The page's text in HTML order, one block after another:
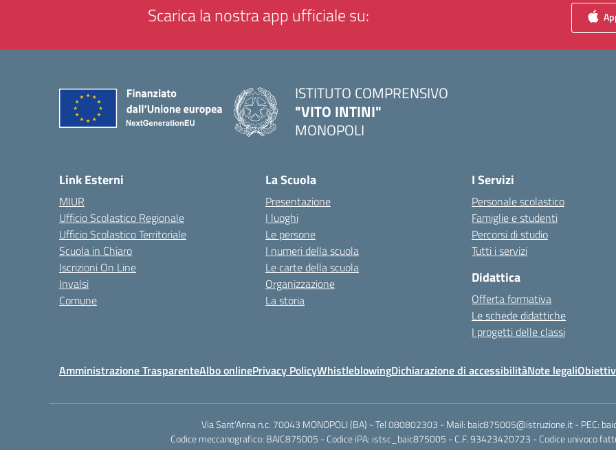
Scarica la nostra app ufficiale su:
ISTITUTO COMPRENSIVO
"VITO INTINI"
MONOPOLI
Link Esterni
MIUR
Ufficio Scolastico Regionale
Ufficio Scolastico Territoriale
Scuola in Chiaro
Iscrizioni On Line
Invalsi
Comune
La Scuola
Presentazione
I luoghi
Le persone
I numeri della scuola
Le carte della scuola
Organizzazione
La storia
I Servizi
Personale scolastico
Famiglie e studenti
Percorsi di studio
Tutti i servizi
Didattica
Offerta formativa
Le schede didattiche
I progetti delle classi
Amministrazione TrasparenteAlbo onlinePrivacy PolicyWhistleblowingDichiarazione di accessibilitàNote legali
Via Sant'Anna n.c. 70043 MONOPOLI (BA) - Tel 080802303 - Mail: baic875005@istruzione.it - PEC:
Codice meccanografico: BAIC875005 - Codice iPA: istsc_baic875005 - C.F. 93423420723 - Codice univoco